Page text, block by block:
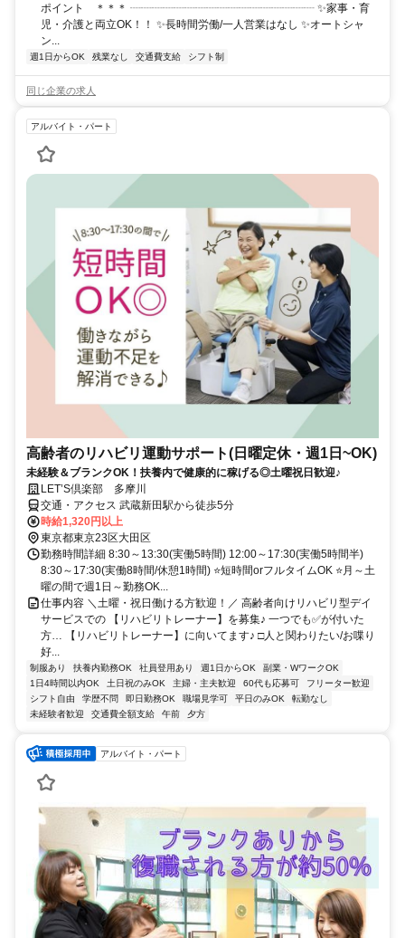
ポイント ＊＊＊ ┈┈┈┈┈┈┈┈┈┈┈┈┈┈┈┈┈ ✨家事・育
児・介護と両立OK！！ ✨長時間労働/一人営業はなし ✨オートシャ
ン...
週1日からOK 残業なし 交通費支給 シフト制
同じ企業の求人
アルバイト・パート
高齢者のリハビリ運動サポート(日曜定休・週1日~OK)
未経験＆ブランクOK！扶養内で健康的に稼げる◎土曜祝日歓迎♪
LET’S倶楽部 多摩川
交通・アクセス 武蔵新田駅から徒歩5分
時給1,320円以上
東京都東京23区大田区
勤務時間詳細 8:30～13:30(実働5時間) 12:00～17:30(実働5時間半)
8:30～17:30(実働8時間/休憩1時間) ⭐短時間orフルタイムOK ⭐月～土
曜の間で週1日～勤務OK...
仕事内容 ＼土曜・祝日働ける方歓迎！／ 高齢者向けリハビリ型デイ
サービスでの 【リハビリトレーナー】を募集♪ 一つでも✅が付いた
方… 【リハビリトレーナー】に向いてます♪ □人と関わりたい/お喋り
好...
制服あり 扶養内勤務OK 社員登用あり 週1日からOK
副業・WワークOK
1日4時間以内OK
土日祝のみOK 主婦・主夫歓迎 60代も応募可
フリーター歓迎
シフト自由
学歴不問 即日勤務OK 職場見学可 平日のみOK
転勤なし
未経験者歓迎
交通費全額支給 午前 夕方
アルバイト・パート